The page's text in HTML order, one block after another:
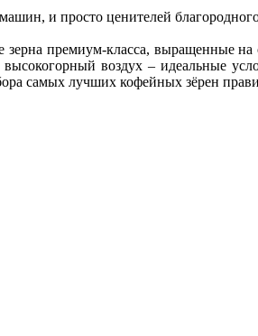
и просто ценителей
премиум-класса, выращенные
воздух – идеальные
самых лучших кофейных зёрен